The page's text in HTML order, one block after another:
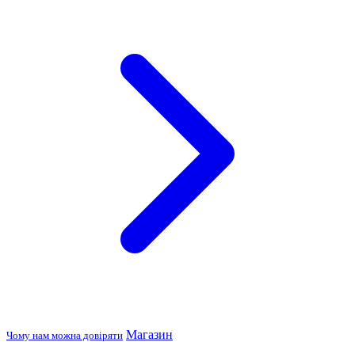
Чому нам можна довіряти Магазин